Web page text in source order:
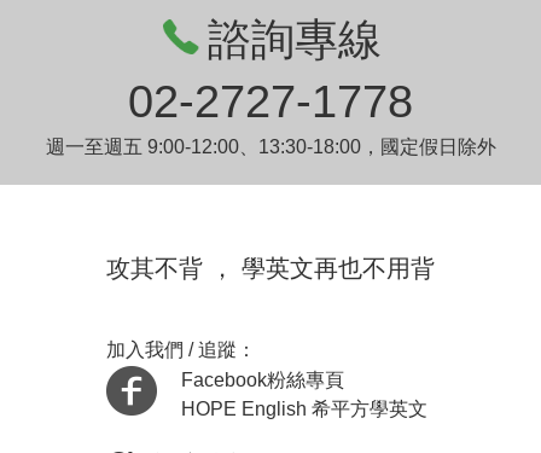
諮詢專線
02-2727-1778
週一至週五 9:00-12:00、13:30-18:00，國定假日除外
攻其不背 ， 學英文再也不用背
加入我們 / 追蹤：
Facebook粉絲專頁
HOPE English 希平方學英文